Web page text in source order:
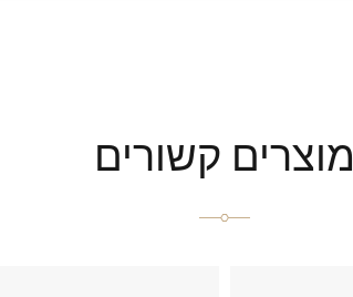
מוצרים קשורים